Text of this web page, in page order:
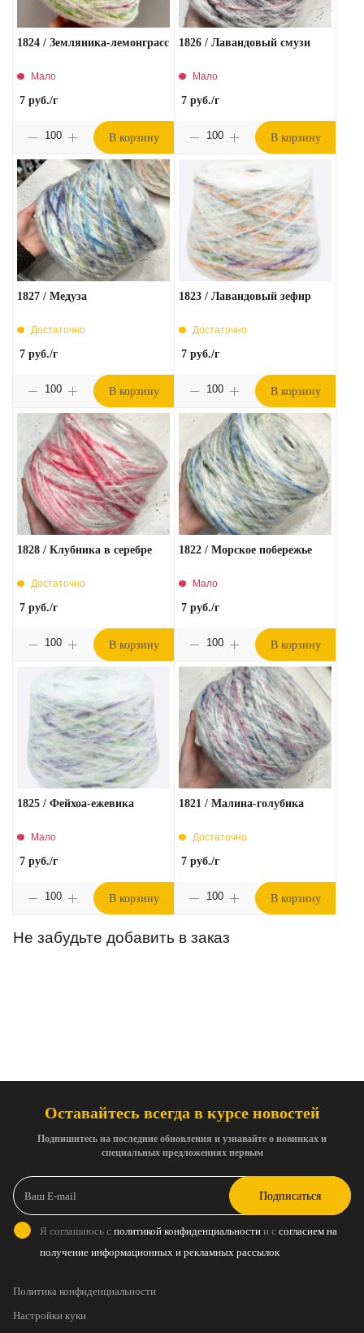
1824 / Земляника-лемонграсс
Мало
7 руб./г
В корзину
1826 / Лавандовый смузи
Мало
7 руб./г
В корзину
1827 / Медуза
Достаточно
7 руб./г
В корзину
1823 / Лавандовый зефир
Достаточно
7 руб./г
В корзину
1828 / Клубника в серебре
Достаточно
7 руб./г
В корзину
1822 / Морское побережье
Мало
7 руб./г
В корзину
1825 / Фейхоа-ежевика
Мало
7 руб./г
В корзину
1821 / Малина-голубика
Достаточно
7 руб./г
В корзину
Не забудьте добавить в заказ
Оставайтесь всегда в курсе новостей
Подпишитесь на последние обновления и узнавайте о новинках и
специальных предложениях первым
Подписаться
Я соглашаюсь с политикой конфиденциальности и с согласием на
получение информационных и рекламных рассылок
Политика конфиденциальности
Настройки куки